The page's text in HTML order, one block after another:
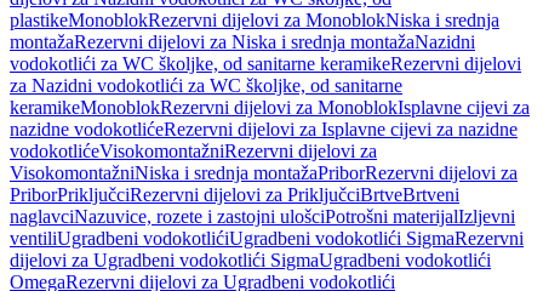
plastikeMonoblokRezervni dijelovi za MonoblokNiska i srednja
montažaRezervni dijelovi za Niska i srednja montažaNazidni
vodokotlići za WC školjke, od sanitarne keramikeRezervni dijelovi
za Nazidni vodokotlići za WC školjke, od sanitarne
keramikeMonoblokRezervni dijelovi za MonoblokIsplavne cijevi za
nazidne vodokotlićeRezervni dijelovi za Isplavne cijevi za nazidne
vodokotlićeVisokomontažniRezervni dijelovi za
VisokomontažniNiska i srednja montažaPriborRezervni dijelovi za
PriborPriključciRezervni dijelovi za PriključciBrtveBrtveni
naglavciNazuvice, rozete i zastojni ulošciPotrošni materijalIzljevni
ventiliUgradbeni vodokotlićiUgradbeni vodokotlići SigmaRezervni
dijelovi za Ugradbeni vodokotlići SigmaUgradbeni vodokotlići
OmegaRezervni dijelovi za Ugradbeni vodokotlići